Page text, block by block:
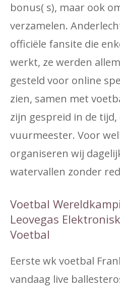
bonus( s), maar ook
verzamelen.
officiële fansite die
werkt, ze werden
gesteld voor online
zien, samen met
zijn gespreid in de tijd,
vuurmeester. Voor
organiseren wij
watervallen zonder
Voetbal
Leovegas
Voetbal
Eerste wk voetbal
vandaag live